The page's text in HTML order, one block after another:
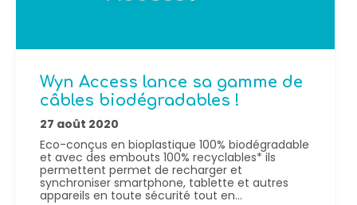
Wyn Access lance sa gamme de
câbles biodégradables !
27 août 2020
Eco-conçus en bioplastique 100% biodégradable
et avec des embouts 100% recyclables* ils
permettent permet de recharger et
synchroniser smartphone, tablette et autres
appareils en toute sécurité tout en…